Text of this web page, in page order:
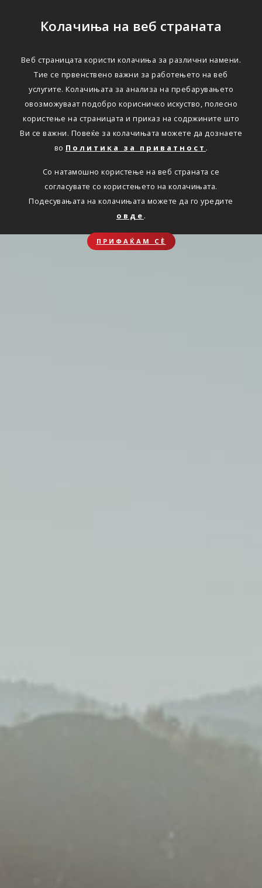
Колачиња на веб страната
Веб страницата користи колачиња за различни намени.
Тие се првенствено важни за работењето на веб
услугите. Колачињата за анализа на пребарувањето
овозможуваат подобро корисничко искуство, полесно
користење на страницата и приказ на содржините што
Ви се важни. Повеќе за колачињата можете да дознаете
во Политика за приватност .
Со натамошно користење на веб страната се
согласувате со користењето на колачињата.
Подесувањата на колачињата можете да го уредите
овде .
ПРИФАЌАМ СЀ